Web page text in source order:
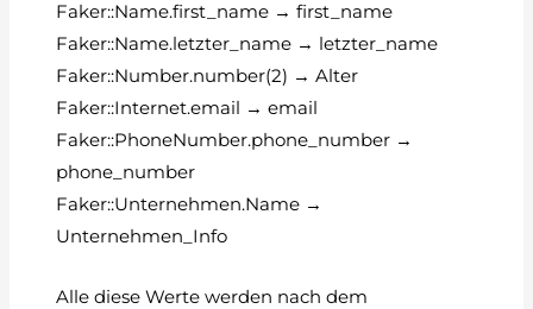
Faker::Name.first_name → first_name
Faker::Name.letzter_name → letzter_name
Faker::Number.number(2) → Alter
Faker::Internet.email → email
Faker::PhoneNumber.phone_number →
phone_number
Faker::Unternehmen.Name →
Unternehmen_Info
Alle diese Werte werden nach dem